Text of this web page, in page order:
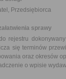
Przedsiębiorca
sprawy
rejestru
się terminów
oraz okresów
o wpisie